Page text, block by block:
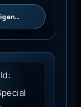
| Special